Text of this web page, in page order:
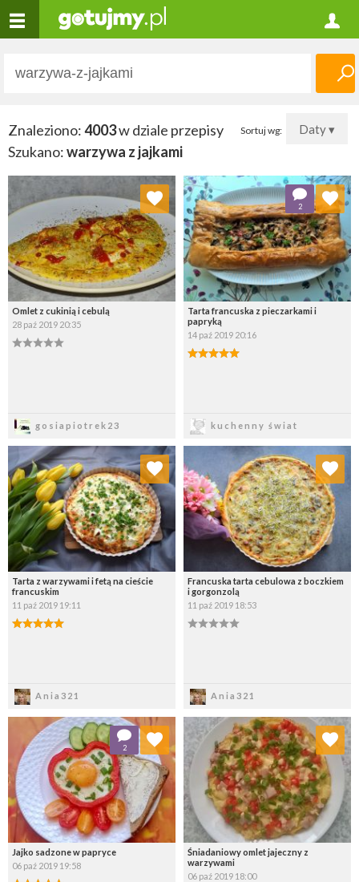
Sortuj wg: Daty ▾
Znaleziono:4003w dziale przepisy
Szukano:warzywa z jajkami
Omlet z cukinią i cebulą
28 paź 2019 20:35
gosiapiotrek23
Dodaj do ulubionych
Wybierz listę:
Tarta francuska z pieczarkami i
papryką
14 paź 2019 20:16
kuchenny świat
2
Dodaj do ulubionych
Wybierz listę:
Tarta z warzywami i fetą na cieście
francuskim
11 paź 2019 19:11
Ania321
Dodaj do ulubionych
Wybierz listę:
Francuska tarta cebulowa z boczkiem
i gorgonzolą
11 paź 2019 18:53
Ania321
Dodaj do ulubionych
Wybierz listę:
Jajko sadzone w papryce
06 paź 2019 19:58
2
Dodaj do ulubionych
Wybierz listę:
Śniadaniowy omlet jajeczny z
warzywami
06 paź 2019 18:00
Dodaj do ulubionych
Wybierz listę: